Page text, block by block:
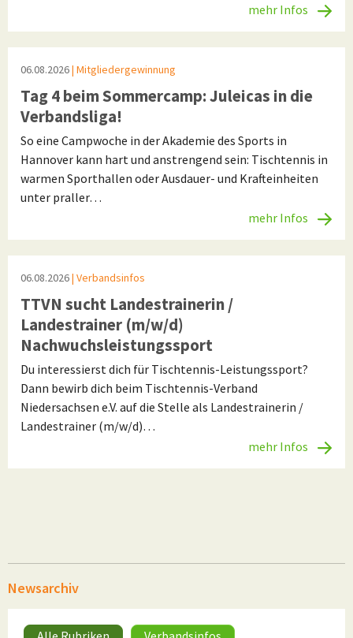
mehr Infos
06.08.2026| Mitgliedergewinnung
Tag 4 beim Sommercamp: Juleicas in die
Verbandsliga!
So eine Campwoche in der Akademie des Sports in
Hannover kann hart und anstrengend sein: Tischtennis in
warmen Sporthallen oder Ausdauer- und Krafteinheiten
unter praller…
mehr Infos
06.08.2026| Verbandsinfos
TTVN sucht Landestrainerin /
Landestrainer (m/w/d)
Nachwuchsleistungssport
Du interessierst dich für Tischtennis-Leistungssport?
Dann bewirb dich beim Tischtennis-Verband
Niedersachsen e.V. auf die Stelle als Landestrainerin /
Landestrainer (m/w/d)…
mehr Infos
Newsarchiv